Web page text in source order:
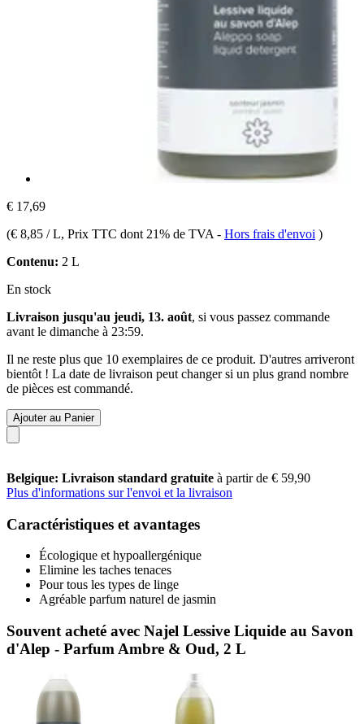
€ 17,69
(€ 8,85 / L, Prix TTC dont 21% de TVA - Hors frais d'envoi )
Contenu: 2 L
En stock
Livraison jusqu'au jeudi, 13. août, si vous passez commande
avant le dimanche à 23:59.
Il ne reste plus que 10 exemplaires de ce produit. D'autres arriveront
bientôt ! La date de livraison peut changer si un plus grand nombre
de pièces est commandé.
Ajouter au Panier
Belgique: Livraison standard gratuite à partir de € 59,90
Plus d'informations sur l'envoi et la livraison
Caractéristiques et avantages
Écologique et hypoallergénique
Elimine les taches tenaces
Pour tous les types de linge
Agréable parfum naturel de jasmin
Souvent acheté avec Najel Lessive Liquide au Savon
d'Alep - Parfum Ambre & Oud, 2 L